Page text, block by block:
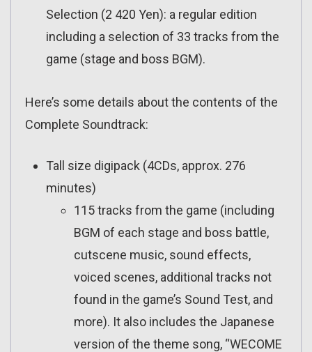
Selection (2 420 Yen): a regular edition
including a selection of 33 tracks from the
game (stage and boss BGM).
Here’s some details about the contents of the
Complete Soundtrack:
Tall size digipack (4CDs, approx. 276
minutes)
115 tracks from the game (including
BGM of each stage and boss battle,
cutscene music, sound effects,
voiced scenes, additional tracks not
found in the game’s Sound Test, and
more). It also includes the Japanese
version of the theme song, “WECOME